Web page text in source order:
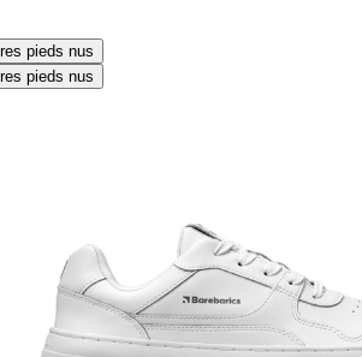
pieds nus
pieds nus